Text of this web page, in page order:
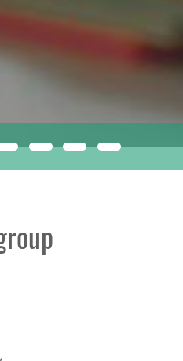
ÉPÍTŐANYAGÁT!
A HERGROUP-NÁL